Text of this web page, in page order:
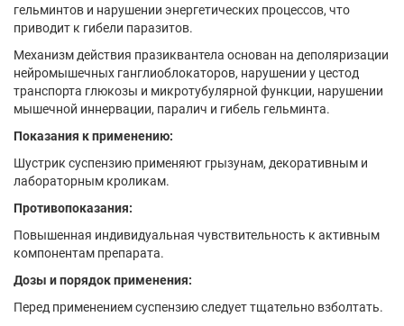
гельминтов и нарушении энергетических процессов, что
приводит к гибели паразитов.
Механизм действия празиквантела основан на деполяризации
нейромышечных ганглиоблокаторов, нарушении у цестод
транспорта глюкозы и микротубулярной функции, нарушении
мышечной иннервации, паралич и гибель гельминта.
Показания к применению:
Шустрик суспензию применяют грызунам, декоративным и
лабораторным кроликам.
Противопоказания:
Повышенная индивидуальная чувствительность к активным
компонентам препарата.
Дозы и порядок применения:
Перед применением суспензию следует тщательно взболтать.